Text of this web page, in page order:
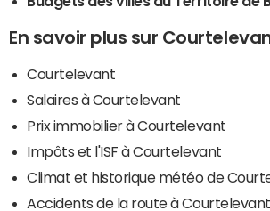
En savoir plus sur
Courtelevant
Salaires à Courtelevant
Prix immobilier à Courtelevant
Impôts et l'ISF à Courtelevant
Climat et historique météo de
Accidents de la route à Courtelevant